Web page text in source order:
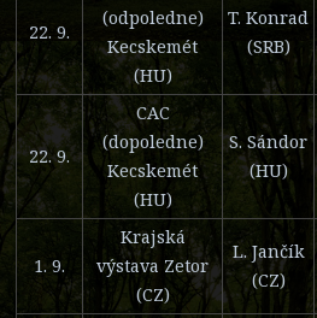
22. 9.
(odpoledne)
Kecskemét
(HU)
T. Konrad
(SRB)
22. 9.
CAC
(dopoledne)
Kecskemét
(HU)
S. Sándor
(HU)
1. 9.
Krajská
výstava Zetor
(CZ)
L. Jančík
(CZ)